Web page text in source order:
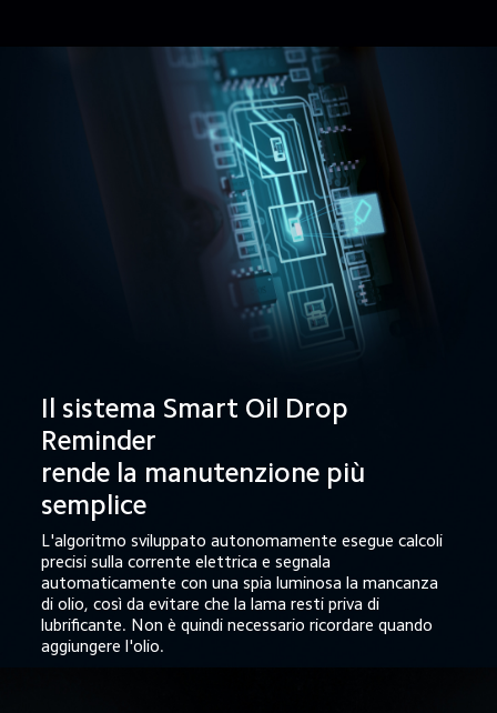
Il sistema Smart Oil Drop
Reminder
rende la manutenzione più
semplice
L'algoritmo sviluppato autonomamente esegue calcoli
precisi sulla corrente elettrica e segnala
automaticamente con una spia luminosa la mancanza
di olio, così da evitare che la lama resti priva di
lubrificante. Non è quindi necessario ricordare quando
aggiungere l'olio.